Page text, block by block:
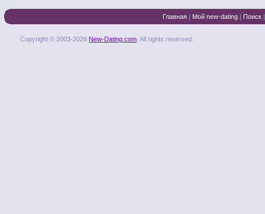
Главная | Мой new-dating | Поиск
Copyright © 2003-2026 New-Dating.com . All rights reserved.